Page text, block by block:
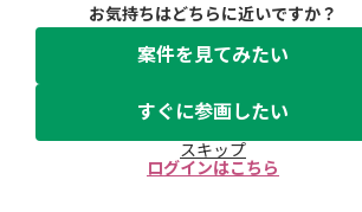
お気持ちはどちらに近いですか？
案件を見てみたい
すぐに参画したい
スキップ
ログインはこちら